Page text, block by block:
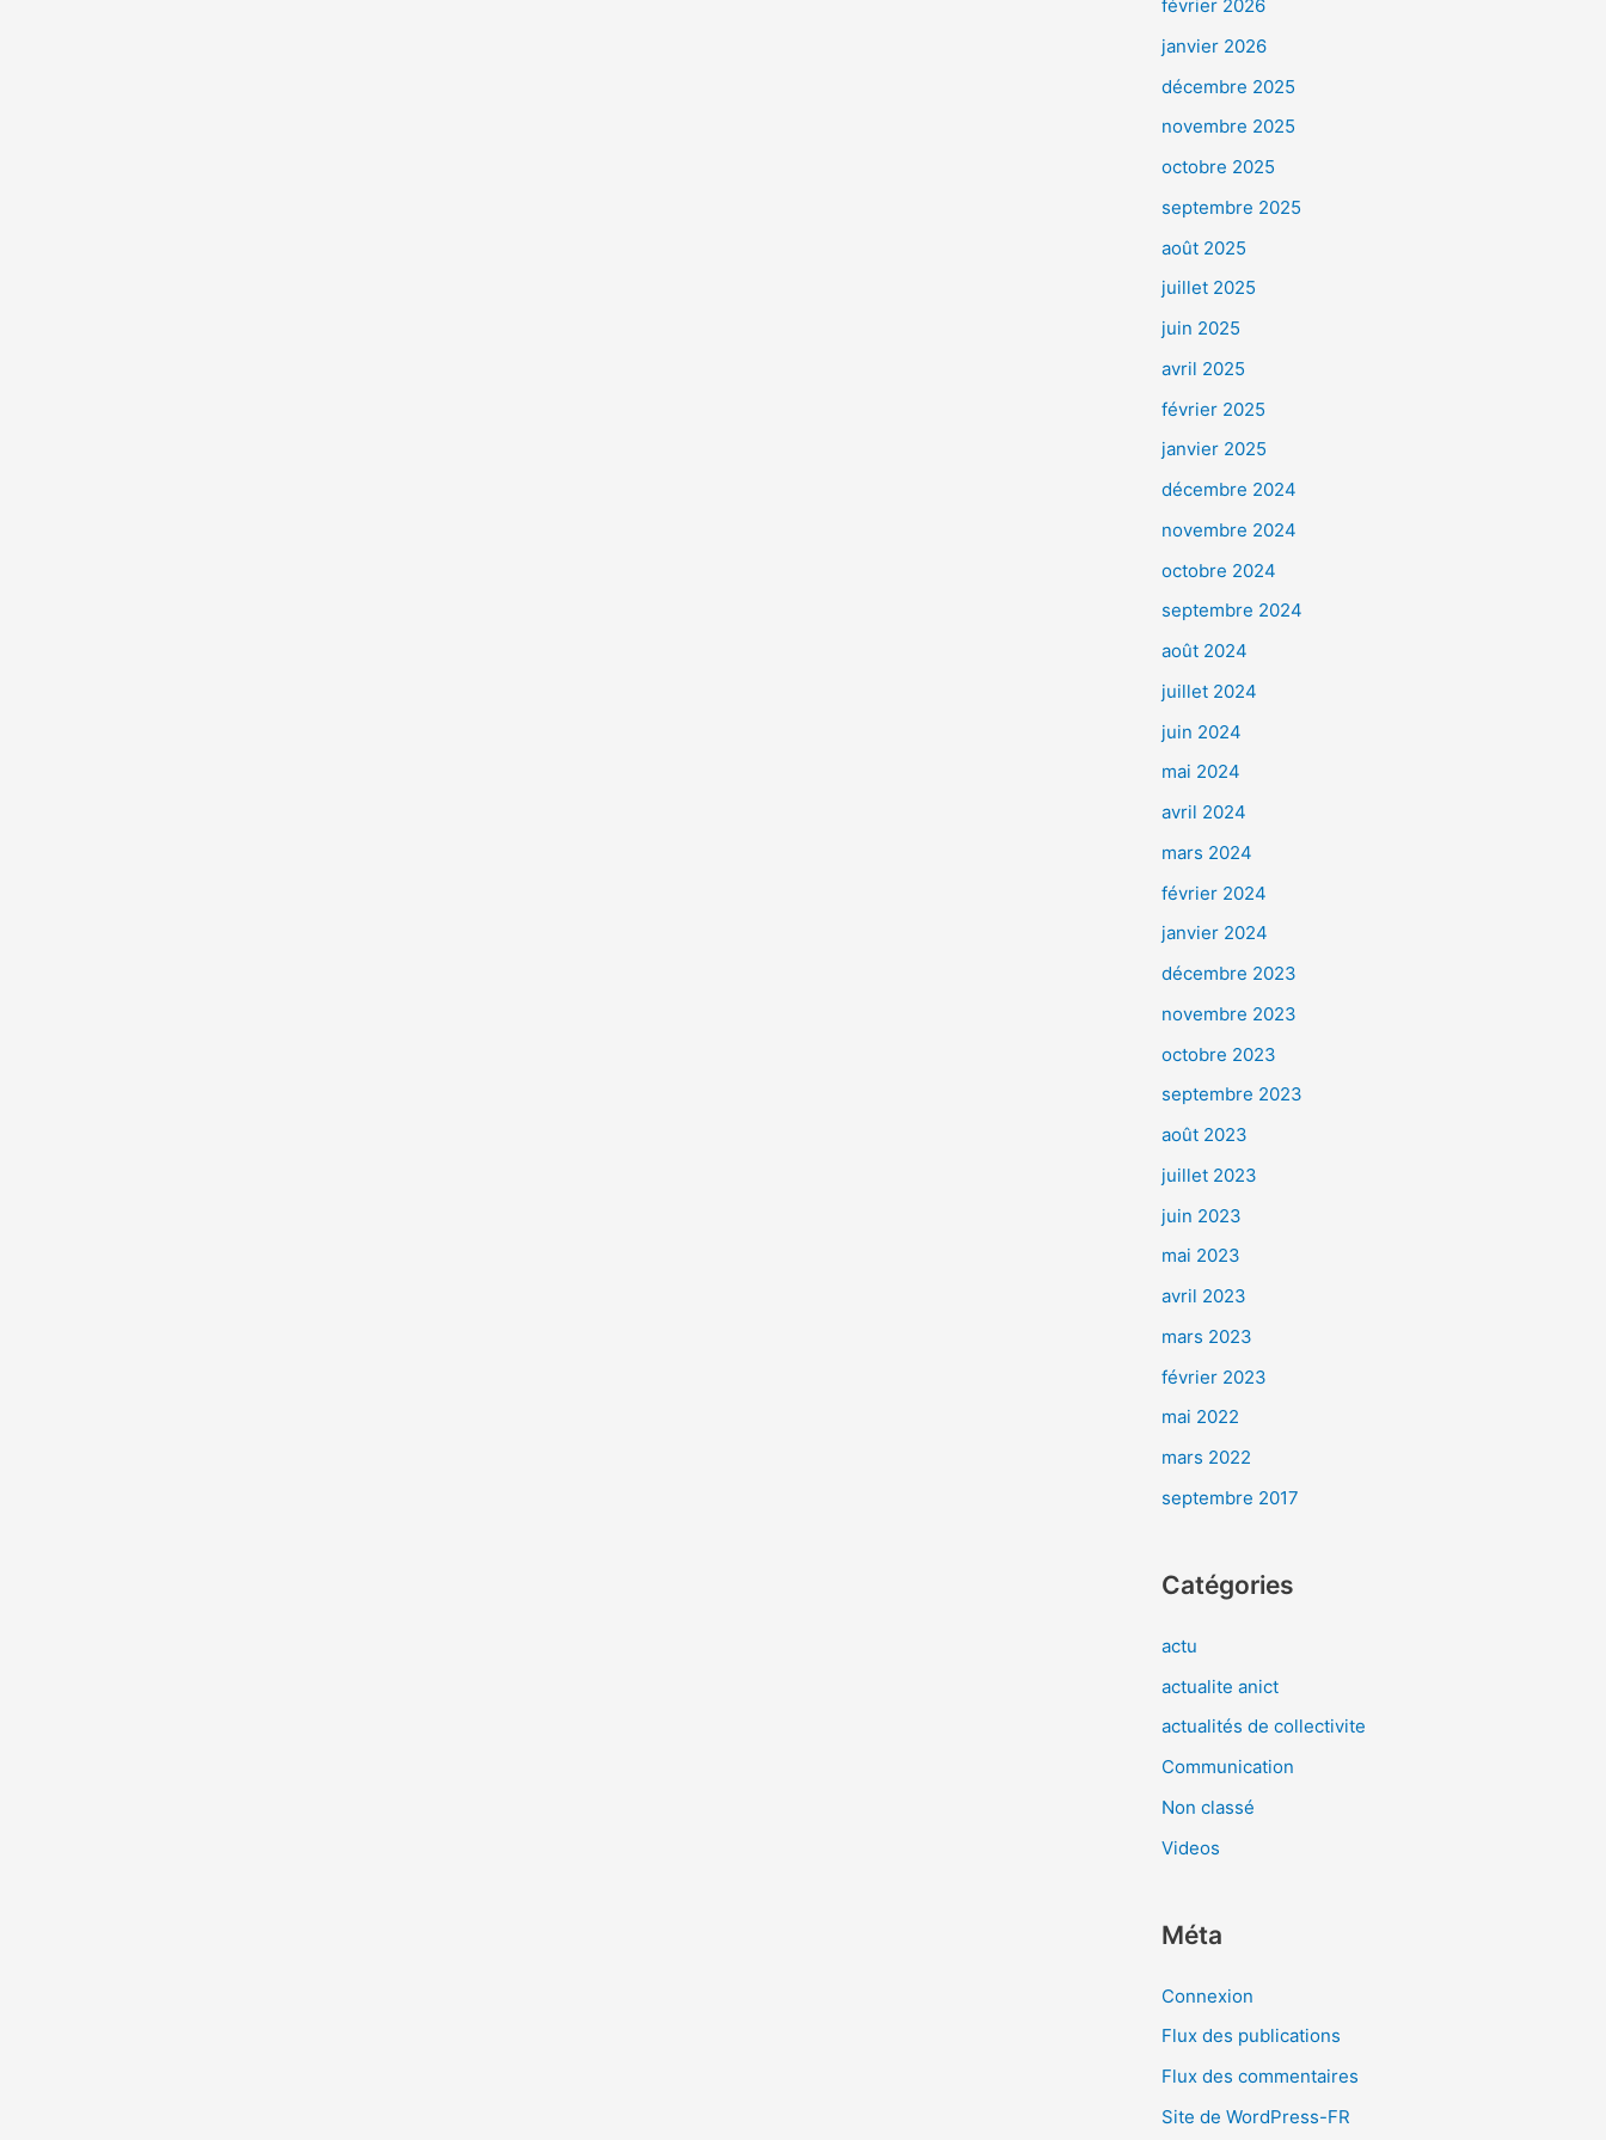
février 2026
janvier 2026
décembre 2025
novembre 2025
octobre 2025
septembre 2025
août 2025
juillet 2025
juin 2025
avril 2025
février 2025
janvier 2025
décembre 2024
novembre 2024
octobre 2024
septembre 2024
août 2024
juillet 2024
juin 2024
mai 2024
avril 2024
mars 2024
février 2024
janvier 2024
décembre 2023
novembre 2023
octobre 2023
septembre 2023
août 2023
juillet 2023
juin 2023
mai 2023
avril 2023
mars 2023
février 2023
mai 2022
mars 2022
septembre 2017
Catégories
actu
actualite anict
actualités de collectivite
Communication
Non classé
Videos
Méta
Connexion
Flux des publications
Flux des commentaires
Site de WordPress-FR